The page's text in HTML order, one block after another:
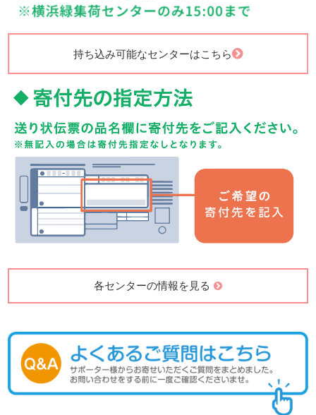
持ち込み可能なセンターはこちら
各センターの情報を見る